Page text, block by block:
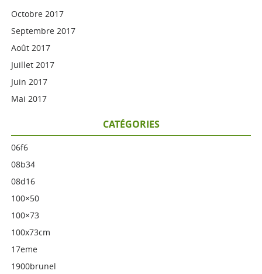
Octobre 2017
Septembre 2017
Août 2017
Juillet 2017
Juin 2017
Mai 2017
CATÉGORIES
06f6
08b34
08d16
100×50
100×73
100x73cm
17eme
1900brunel